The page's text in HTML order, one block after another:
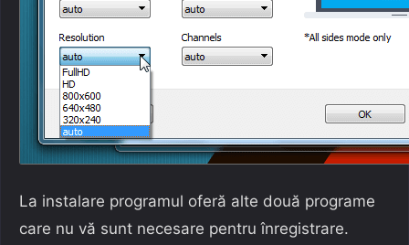
La instalare programul oferă alte două programe
care nu vă sunt necesare pentru înregistrare.